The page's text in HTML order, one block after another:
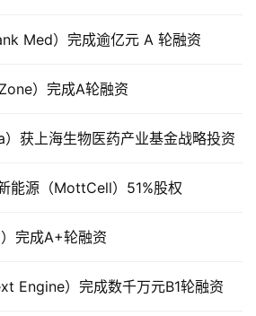
Med）完成逾亿元 A 轮融资
）完成A轮融资
获上海生物医药产业基金战略投资
能源（MottCell）51%股权
完成A+轮融资
Engine）完成数千万元B1轮融资